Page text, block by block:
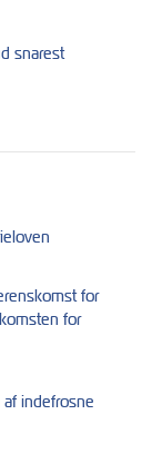
snarest
for
for
indefrosne